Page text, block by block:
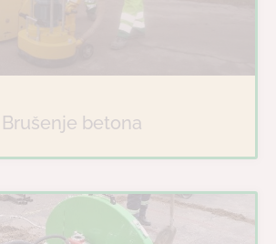
Brušenje betona